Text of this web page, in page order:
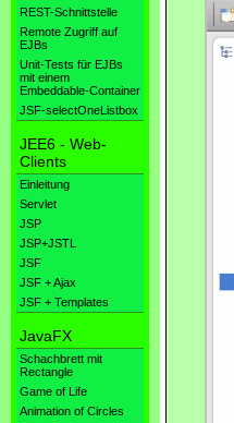
REST-Schnittstelle
Remote Zugriff auf
EJBs
Unit-Tests für EJBs
mit einem
Embeddable-Container
JSF-selectOneListbox
JEE6 - Web-
Clients
Einleitung
Servlet
JSP
JSP+JSTL
JSF
JSF + Ajax
JSF + Templates
JavaFX
Schachbrett mit
Rectangle
Game of Life
Animation of Circles